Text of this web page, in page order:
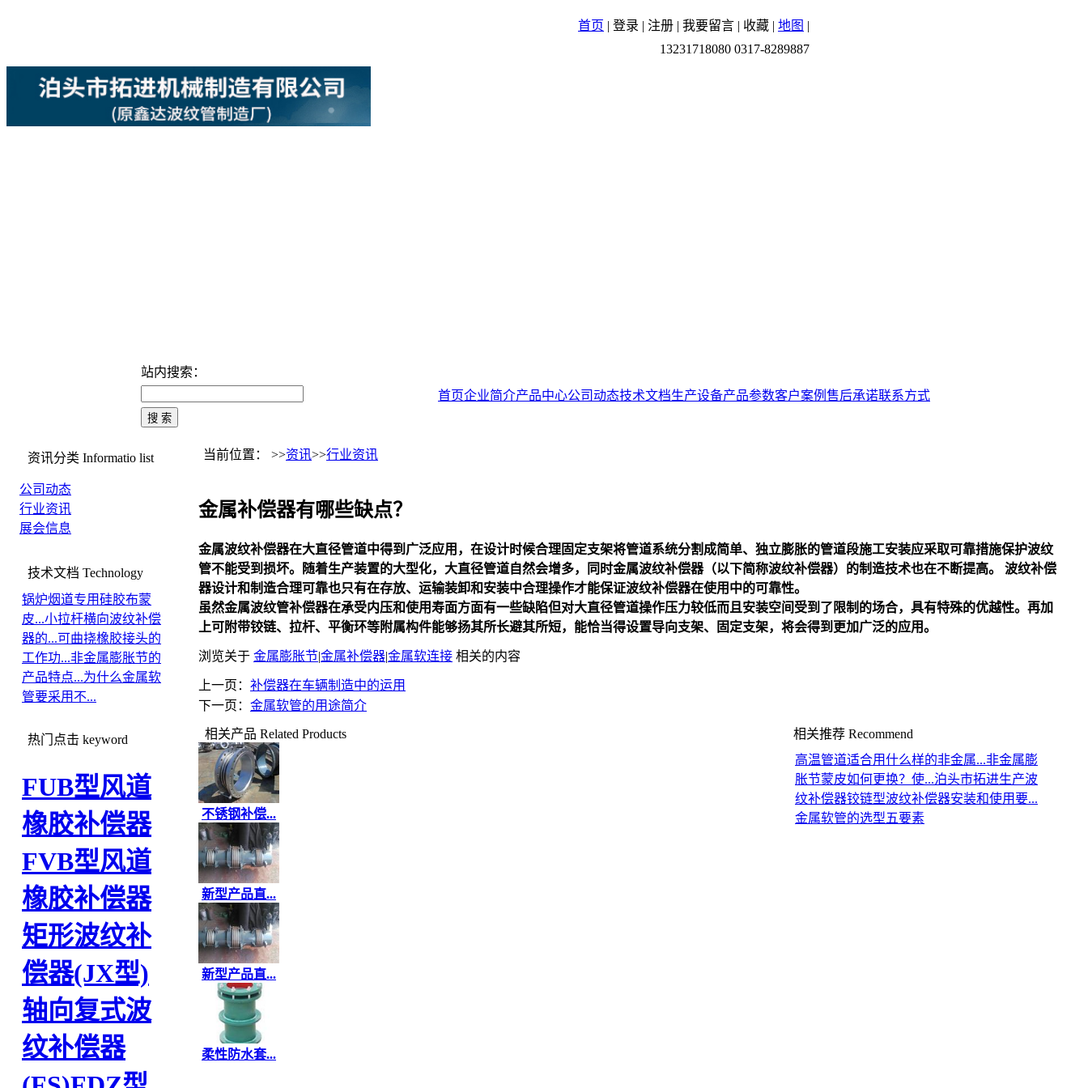
首页 | 登录 | 注册 | 我要留言 | 收藏 | 地图 |
13231718080 0317-8289887
站内搜索：
首页企业简介产品中心公司动态技术文档生产设备产品参数客户案例 售后承诺联系方式
资讯分类 Informatio list
公司动态
行业资讯
展会信息
技术文档 Technology
锅炉烟道专用硅胶布蒙
皮...小拉杆横向波纹补偿
器的...可曲挠橡胶接头的
工作功...非金属膨胀节的
产品特点...为什么金属软
管要采用不...
热门点击 keyword
FUB型风道
橡胶补偿器
FVB型风道
橡胶补偿器
矩形波纹补
偿器(JX型)
轴向复式波
纹补偿器
当前位置： >>资讯>>行业资讯
金属补偿器有哪些缺点？
金属波纹补偿器在大直径管道中得到广泛应用，在设计时候合理固定支架将管道系统分割成简单、独立膨胀的管道段施工安装应采取可靠措施保护波纹
管不能受到损坏。随着生产装置的大型化，大直径管道自然会增多，同时金属波纹补偿器（以下简称波纹补偿器）的制造技术也在不断提高。 波纹补偿
器设计和制造合理可靠也只有在存放、运输装卸和安装中合理操作才能保证波纹补偿器在使用中的可靠性。
虽然金属波纹管补偿器在承受内压和使用寿面方面有一些缺陷但对大直径管道操作压力较低而且安装空间受到了限制的场合，具有特殊的优越性。再加
上可附带铰链、拉杆、平衡环等附属构件能够扬其所长避其所短，能恰当得设置导向支架、固定支架，将会得到更加广泛的应用。
浏览关于 金属膨胀节|金属补偿器|金属软连接 相关的内容
上一页： 补偿器在车辆制造中的运用
下一页： 金属软管的用途简介
相关产品 Related Products
不锈钢补偿...
新型产品直...
新型产品直...
柔性防水套...
相关推荐 Recommend
高温管道适合用什么样的非金属...非金属膨
胀节蒙皮如何更换？使...泊头市拓进生产波
纹补偿器铰链型波纹补偿器安装和使用要...
金属软管的选型五要素